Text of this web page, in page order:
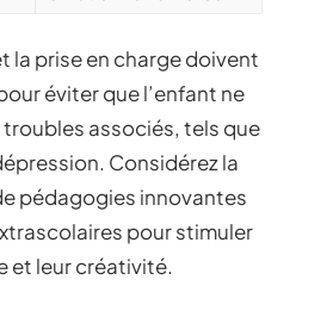
la prise en charge doivent
éviter que l’enfant ne
associés, tels que
Considérez la
pédagogies innovantes
pour stimuler
et leur créativité.